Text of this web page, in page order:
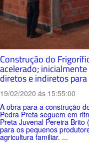
Construção do
acelerado;
diretos e indiretos
19/02/2020 ás 15:55:00
A obra para a construção
Pedra Preta seguem em
Preta Juvenal Pereira
para os pequenos
agricultura familiar. ...